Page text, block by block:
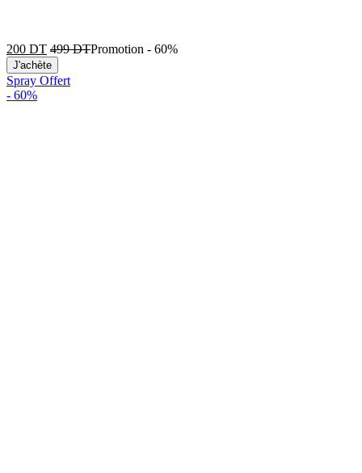
200 DT 499DTPromotion - 60%
J'achète
Spray Offert
- 60%